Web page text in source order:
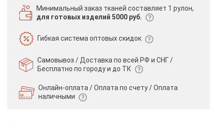
Минимальный заказ тканей составляет 1 рулон,
для готовых изделий 5000 руб.
Гибкая системаоптовых скидок
Самовывоз / Доставка по всей РФ и СНГ /
Бесплатно по городу и до ТК
Онлайн-оплата / Оплата по счету /Оплата
наличными